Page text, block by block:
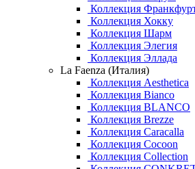
Коллекция
Коллекция Хокку
Коллекция Шарм
Коллекция Элегия
Коллекция Эллада
La Faenza (Италия)
Коллекция Aesthetica
Коллекция Bianco
Коллекция BLANCO
Коллекция Brezze
Коллекция Caracalla
Коллекция Cocoon
Коллекция Collection